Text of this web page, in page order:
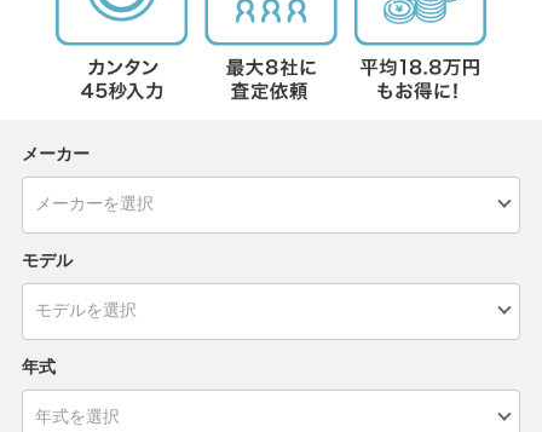
メーカー
モデル
年式